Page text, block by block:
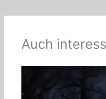
Auch